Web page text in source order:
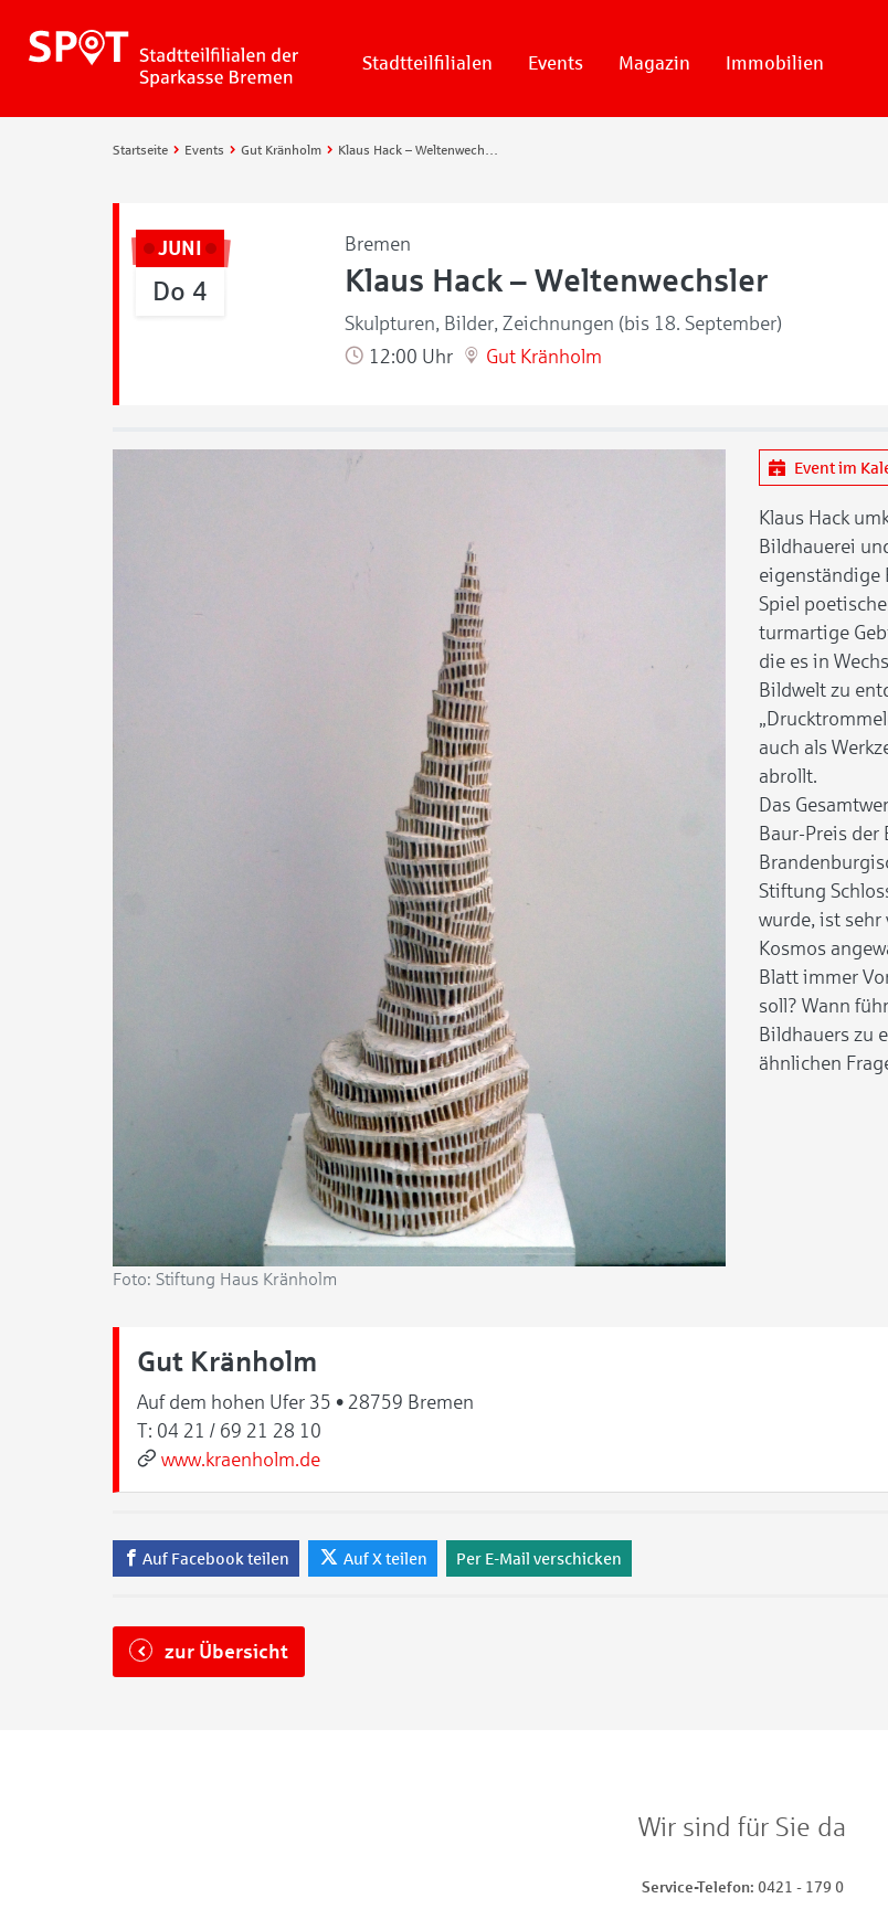
Stadtteilfilialen Events Magazin Immobilien
Startseite Events Gut Kränholm Klaus Hack – Weltenwechsler
JUNI
Do 4
Bremen
Klaus Hack – Weltenwechsler
Skulpturen, Bilder, Zeichnungen (bis 18. September)
12:00 Uhr
Gut Kränholm
Foto: Stiftung Haus Kränholm
Event im
Klaus Hack
Bildhauerei
eigenständige
Spiel
turmartige
die es in
Bildwelt zu
auch als
abrollt.
Das
Baur-Preis der
Stiftung
wurde, ist
Kosmos
Blatt immer
soll? Wann
Bildhauers zu
ähnlichen
Gut Kränholm
Auf dem hohen Ufer 35 • 28759 Bremen
T: 04 21 / 69 21 28 10
www.kraenholm.de
Auf Facebook teilen Auf X teilen Per E-Mail verschicken
zur Übersicht
Wir sind für Sie da
Service-Telefon 0421 - 179 0